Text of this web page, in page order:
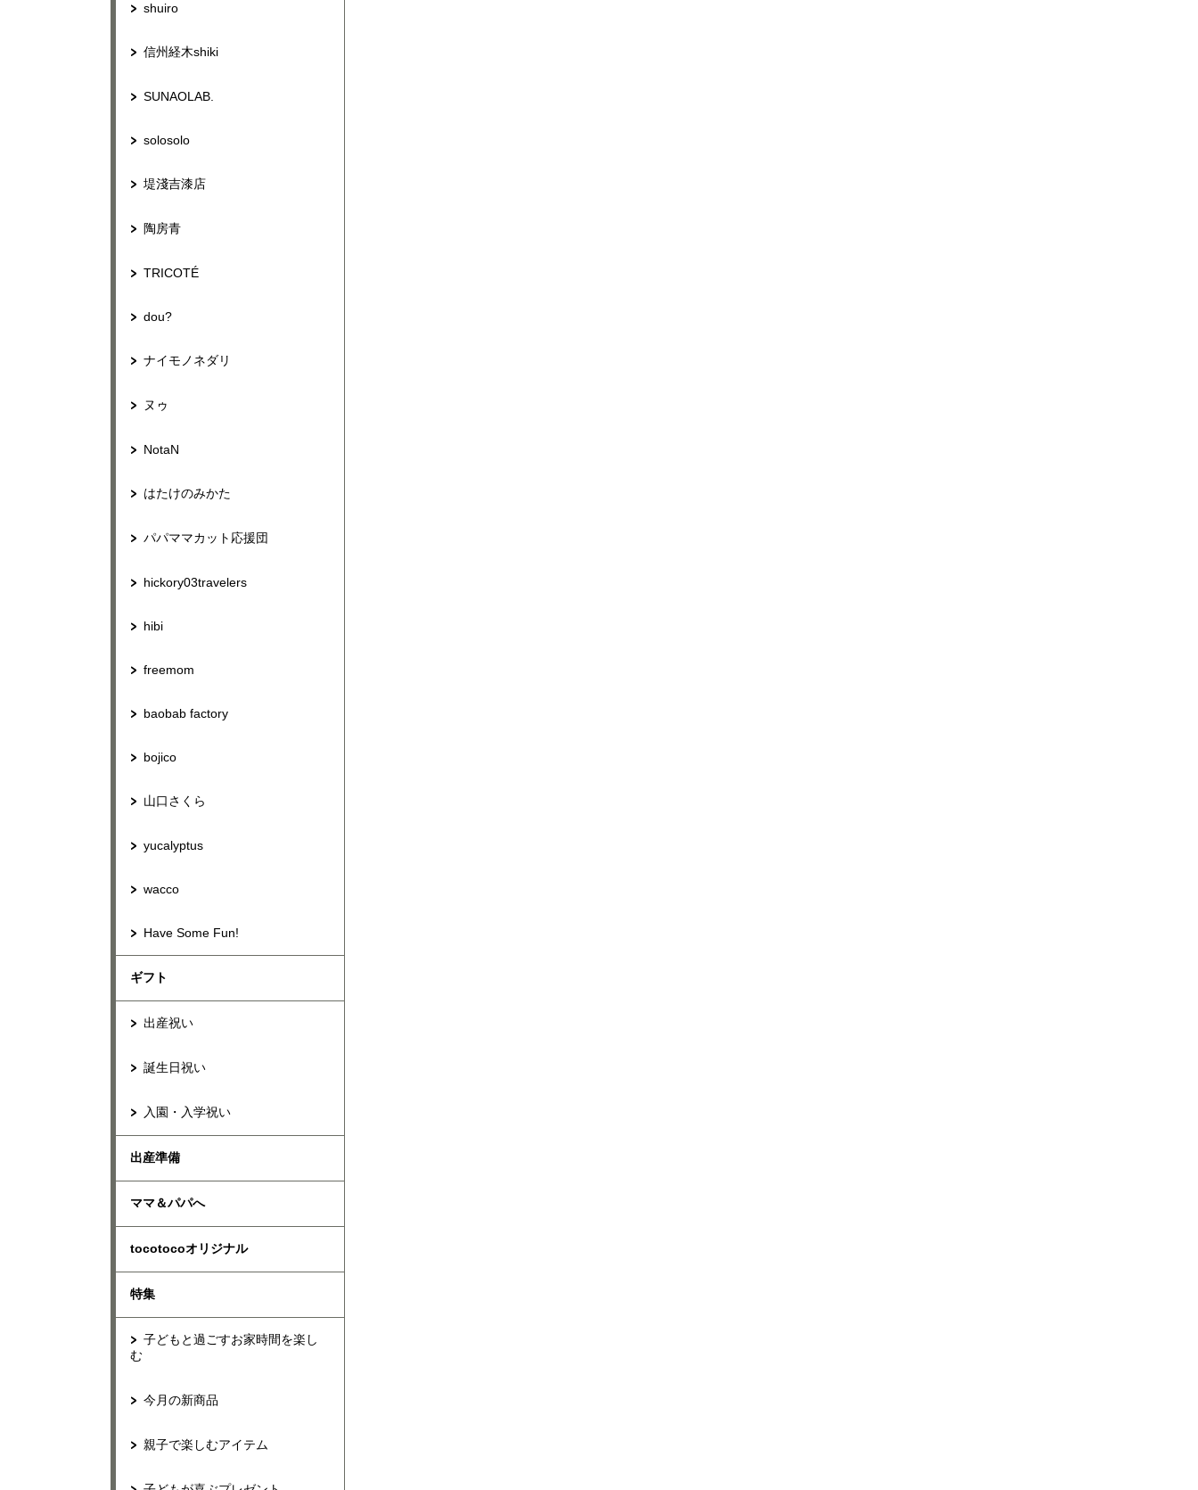
shuiro
信州経木shiki
SUNAOLAB.
solosolo
堤淺吉漆店
陶房青
TRICOTÉ
dou?
ナイモノネダリ
ヌゥ
NotaN
はたけのみかた
パパママカット応援団
hickory03travelers
hibi
freemom
baobab factory
bojico
山口さくら
yucalyptus
wacco
Have Some Fun!
ギフト
出産祝い
誕生日祝い
入園・入学祝い
出産準備
ママ＆パパへ
tocotocoオリジナル
特集
子どもと過ごすお家時間を楽し
む
今月の新商品
親子で楽しむアイテム